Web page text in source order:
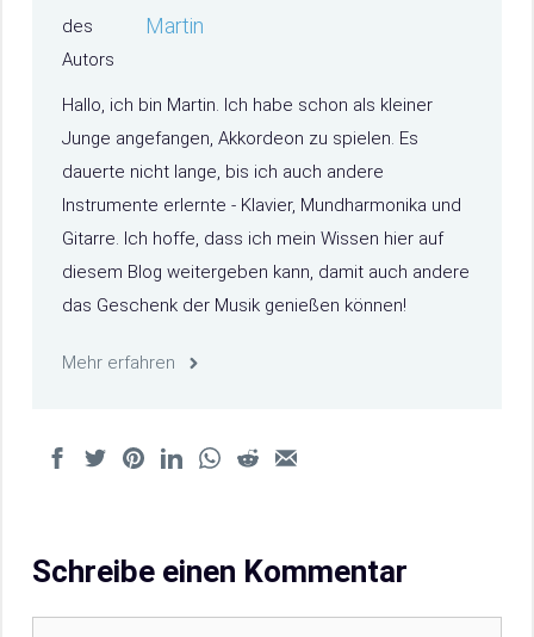
Martin
Hallo, ich bin Martin. Ich habe schon als kleiner
Junge angefangen, Akkordeon zu spielen. Es
dauerte nicht lange, bis ich auch andere
Instrumente erlernte - Klavier, Mundharmonika und
Gitarre. Ich hoffe, dass ich mein Wissen hier auf
diesem Blog weitergeben kann, damit auch andere
das Geschenk der Musik genießen können!
Mehr erfahren
Schreibe einen Kommentar